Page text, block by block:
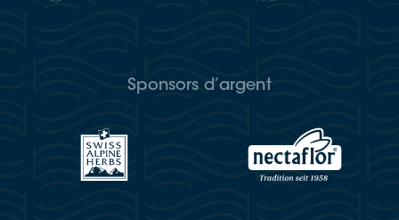
Sponsors d’argent